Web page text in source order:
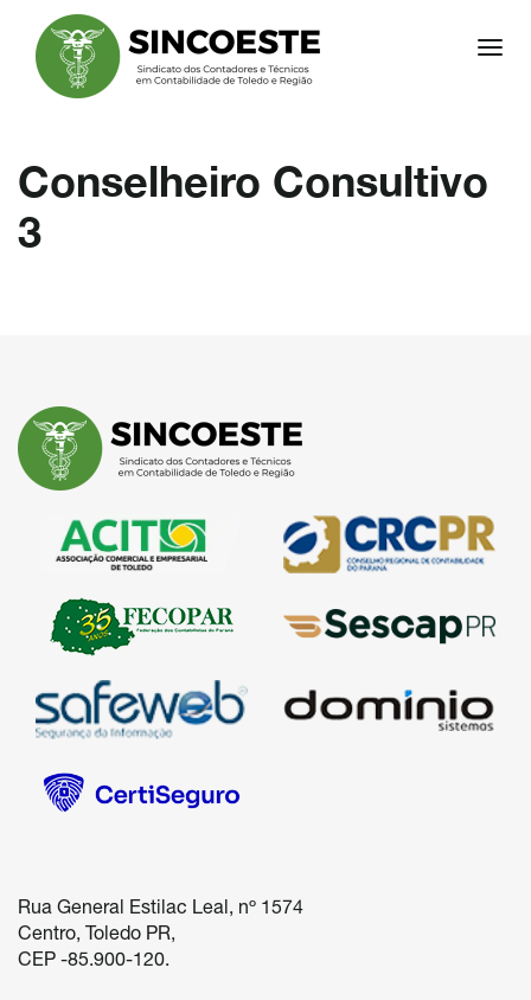
Pular
para
o
conteúdo
Conselheiro Consultivo
3
Rua General Estilac Leal, nº 1574
Centro, Toledo PR,